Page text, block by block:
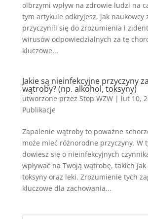
olbrzymi wpływ na zdrowie ludzi na
tym artykule odkryjesz, jak naukowcy
przyczynili się do zrozumienia i
wirusów odpowiedzialnych za tę
kluczowe...
Jakie są nieinfekcyjne przyczyny
wątroby? (np. alkohol, toksyny)
utworzone przez Stop WZW| lut 10,
Publikacje
Zapalenie wątroby to poważne
może mieć różnorodne przyczyny. W
dowiesz się o nieinfekcyjnych
wpływać na Twoją wątrobę, takich
toksyny oraz leki. Zrozumienie tych
kluczowe dla zachowania...